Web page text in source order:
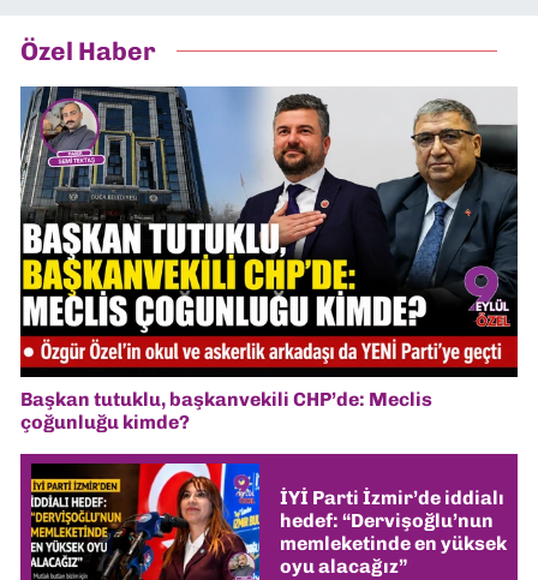
Özel Haber
Başkan tutuklu, başkanvekili CHP’de: Meclis
çoğunluğu kimde?
İYİ Parti İzmir’de iddialı
hedef: “Dervişoğlu’nun
memleketinde en yüksek
oyu alacağız”